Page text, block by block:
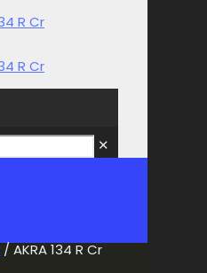
✕
/ AKRA 134 R Cr